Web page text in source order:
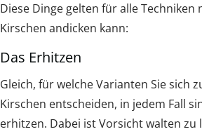
Diese Dinge gelten für alle Techniken
Kirschen andicken kann:
Das Erhitzen
Gleich, für welche Varianten Sie sich
Kirschen entscheiden, in jedem Fall
erhitzen. Dabei ist Vorsicht walten zu